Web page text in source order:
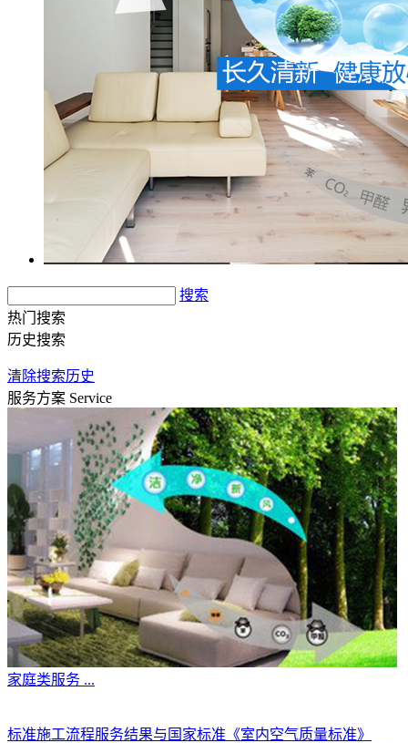
搜索
热门搜索
历史搜索
清除搜索历史
服务方案 Service
家庭类服务 ...
标准施工流程服务结果与国家标准《室内空气质量标准》